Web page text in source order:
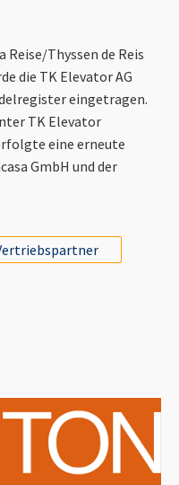
Thyssen de Reis
die TK Elevator AG
eingetragen.
TK Elevator
eine erneute
GmbH und der